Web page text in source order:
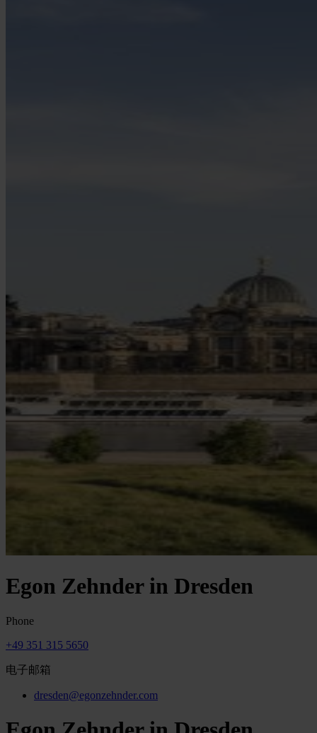
Egon Zehnder in Dresden
Phone
+49 351 315 5650
电子邮箱
dresden@egonzehnder.com